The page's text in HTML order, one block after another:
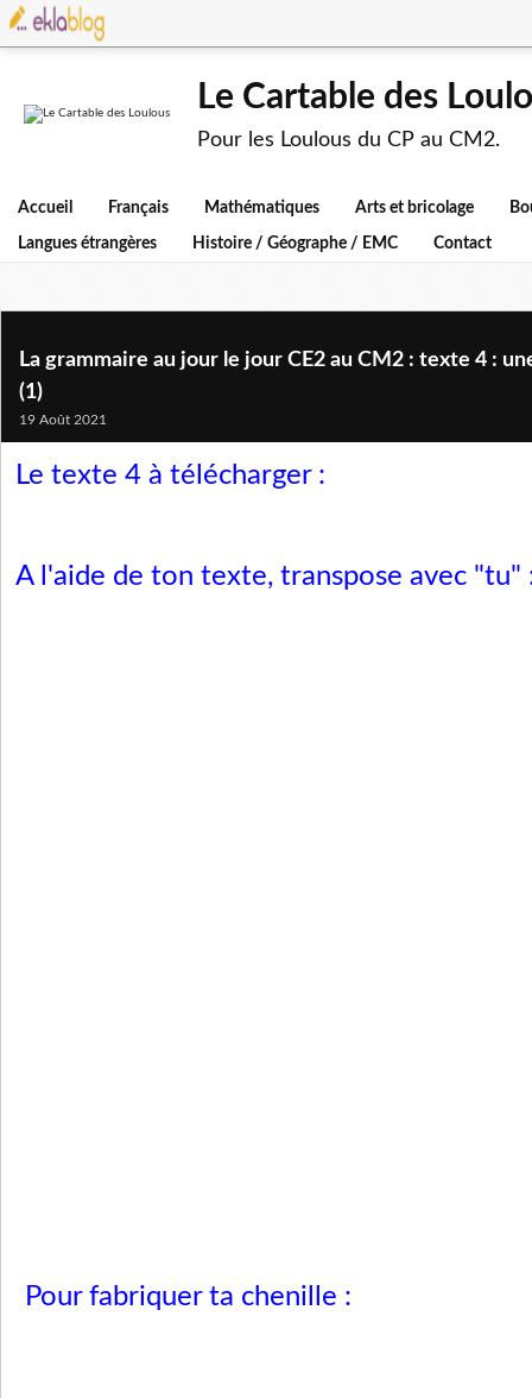
Le Cartable des
Pour les Loulous du CP au CM2.
Accueil Français Mathématiques Arts et bricolage
Langues étrangères Histoire / Géographe / EMC Contact
La grammaire au jour le jour CE2 au CM2 : texte 4 :
(1)
19 Août 2021
Le texte 4 à télécharger :
A l'aide de ton texte, transpose avec "tu"
Pour fabriquer ta chenille :